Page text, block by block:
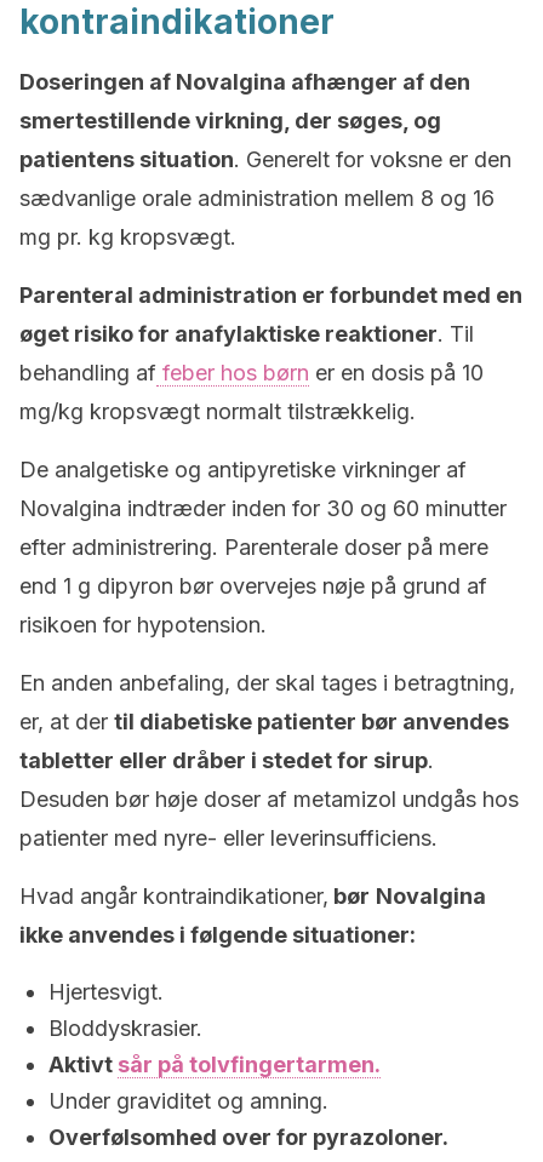
kontraindikationer
Doseringen af Novalgina afhænger af den
smertestillende virkning, der søges, og
patientens situation. Generelt for voksne er den
sædvanlige orale administration mellem 8 og 16
mg pr. kg kropsvægt.
Parenteral administration er forbundet med en
øget risiko for anafylaktiske reaktioner. Til
behandling af feber hos børn er en dosis på 10
mg/kg kropsvægt normalt tilstrækkelig.
De analgetiske og antipyretiske virkninger af
Novalgina indtræder inden for 30 og 60 minutter
efter administrering. Parenterale doser på mere
end 1 g dipyron bør overvejes nøje på grund af
risikoen for hypotension.
En anden anbefaling, der skal tages i betragtning,
er, at der til diabetiske patienter bør anvendes
tabletter eller dråber i stedet for sirup.
Desuden bør høje doser af metamizol undgås hos
patienter med nyre- eller leverinsufficiens.
Hvad angår kontraindikationer, bør Novalgina
ikke anvendes i følgende situationer:
Hjertesvigt.
Bloddyskrasier.
Aktivt sår på tolvfingertarmen.
Under graviditet og amning.
Overfølsomhed over for pyrazoloner.